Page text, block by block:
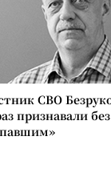
СВО
признавали